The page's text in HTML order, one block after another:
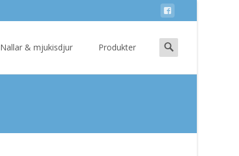
Nallar & mjukisdjur Produkter
Search
for: